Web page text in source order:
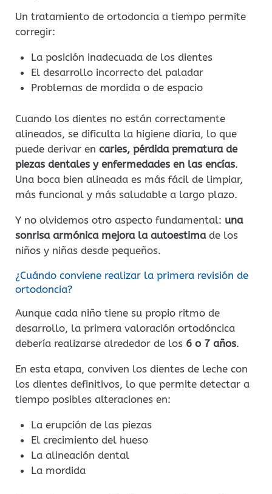
Un tratamiento de ortodoncia a tiempo permite
corregir:
La posición inadecuada de los dientes
El desarrollo incorrecto del paladar
Problemas de mordida o de espacio
Cuando los dientes no están correctamente
alineados, se dificulta la higiene diaria, lo que
puede derivar en caries, pérdida prematura de
piezas dentales y enfermedades en las encías.
Una boca bien alineada es más fácil de limpiar,
más funcional y más saludable a largo plazo.
Y no olvidemos otro aspecto fundamental: una
sonrisa armónica mejora la autoestimade los
niños y niñas desde pequeños.
¿Cuándo conviene realizar la primera revisión de
ortodoncia?
Aunque cada niño tiene su propio ritmo de
desarrollo, la primera valoración ortodóncica
debería realizarse alrededor de los 6 o 7 años.
En esta etapa, conviven los dientes de leche con
los dientes definitivos, lo que permite detectar a
tiempo posibles alteraciones en:
La erupción de las piezas
El crecimiento del hueso
La alineación dental
La mordida